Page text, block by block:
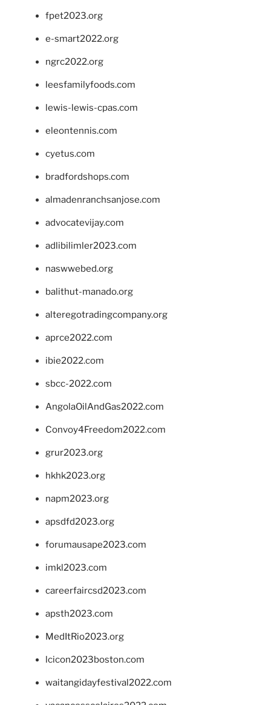
fpet2023.org
e-smart2022.org
ngrc2022.org
leesfamilyfoods.com
lewis-lewis-cpas.com
eleontennis.com
cyetus.com
bradfordshops.com
almadenranchsanjose.com
advocatevijay.com
adlibilimler2023.com
naswwebed.org
balithut-manado.org
alteregotradingcompany.org
aprce2022.com
ibie2022.com
sbcc-2022.com
AngolaOilAndGas2022.com
Convoy4Freedom2022.com
grur2023.org
hkhk2023.org
napm2023.org
apsdfd2023.org
forumausape2023.com
imkl2023.com
careerfaircsd2023.com
apsth2023.com
MedItRio2023.org
lcicon2023boston.com
waitangidayfestival2022.com